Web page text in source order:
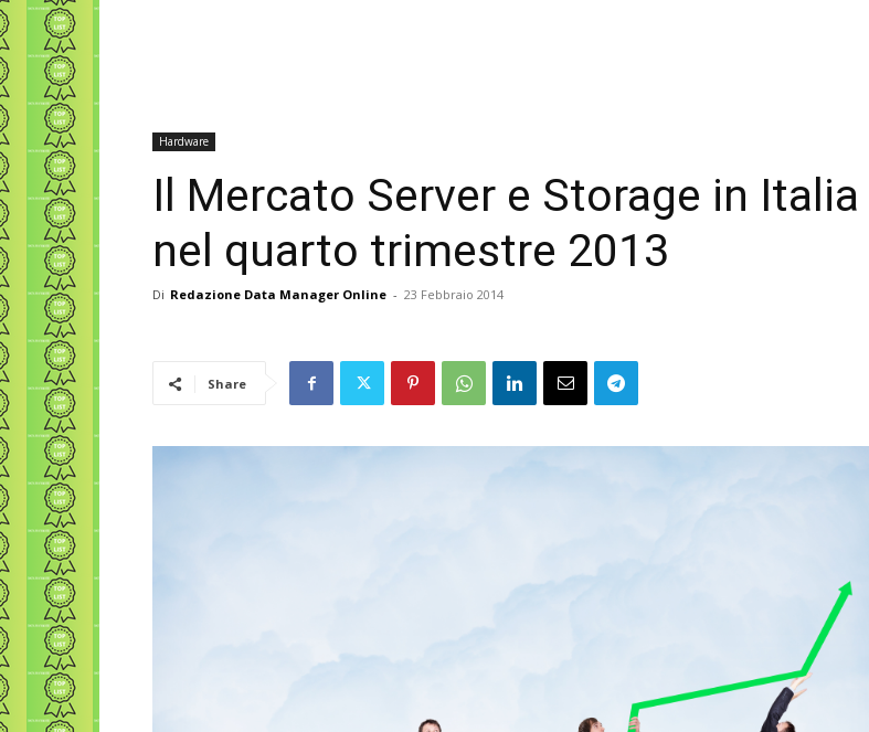
Hardware
Il Mercato Server e Storage in Italia
nel quarto trimestre 2013
Di Redazione Data Manager Online - 23 Febbraio 2014
Share